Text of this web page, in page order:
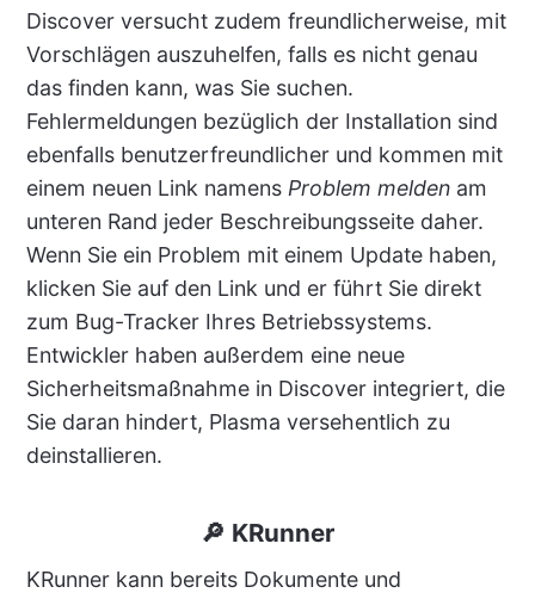
Discover versucht zudem freundlicherweise, mit
Vorschlägen auszuhelfen, falls es nicht genau
das finden kann, was Sie suchen.
Fehlermeldungen bezüglich der Installation sind
ebenfalls benutzerfreundlicher und kommen mit
einem neuen Link namens Problem meldenam
unteren Rand jeder Beschreibungsseite daher.
Wenn Sie ein Problem mit einem Update haben,
klicken Sie auf den Link und er führt Sie direkt
zum Bug-Tracker Ihres Betriebssystems.
Entwickler haben außerdem eine neue
Sicherheitsmaßnahme in Discover integriert, die
Sie daran hindert, Plasma versehentlich zu
deinstallieren.
🔎 KRunner
KRunner kann bereits Dokumente und